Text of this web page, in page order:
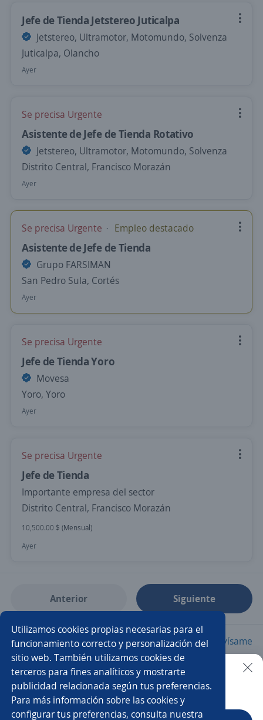
Utilizamos cookies propias necesarias para el
funcionamiento correcto y personalización del
sitio web. También utilizamos cookies de
terceros para fines analíticos y mostrarte
publicidad relacionada según tus preferencias.
Para más información sobre las cookies y
configurar tus preferencias, consulta nuestra
Jefe de Tienda Jetstereo Juticalpa
Jetstereo, Ultramotor, Motomundo, Solvenza
Juticalpa, Olancho
Ayer
Se precisa Urgente
Asistente de Jefe de Tienda Rotativo
Jetstereo, Ultramotor, Motomundo, Solvenza
Distrito Central, Francisco Morazán
Ayer
Se precisa Urgente Empleo destacado
Asistente de Jefe de Tienda
Grupo FARSIMAN
San Pedro Sula, Cortés
Ayer
Se precisa Urgente
Jefe de Tienda Yoro
Movesa
Yoro, Yoro
Ayer
Se precisa Urgente
Jefe de Tienda
Importante empresa del sector
Distrito Central, Francisco Morazán
10,500.00 $ (Mensual)
Ayer
Anterior Siguiente
Nuevas ofertas de empleo Avísame
Empleos similares
Subgerente/a de tienda Ejecutivo/a de ventas
Buscar es más fácil en la app